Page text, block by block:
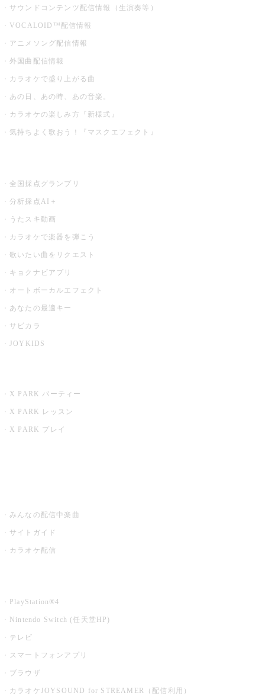
サウンドコンテンツ配信情報（生演奏等）
VOCALOID™配信情報
アニメソング配信情報
外国曲配信情報
カラオケで盛り上がる曲
あの日、あの時、あの音楽。
カラオケの楽しみ方『新様式』
気持ちよく歌おう！『マスクエフェクト』
全国採点グランプリ
分析採点AI＋
うたスキ動画
カラオケで楽器を弾こう
歌いたい曲をリクエスト
キョクナビアプリ
オートボーカルエフェクト
あなたの最適キー
サビカラ
JOYKIDS
X PARK パーティー
X PARK レッスン
X PARK プレイ
みんなの配信中楽曲
サイトガイド
カラオケ配信
PlayStation®4
Nintendo Switch (任天堂HP)
テレビ
スマートフォンアプリ
ブラウザ
カラオケJOYSOUND for STREAMER（配信利用）